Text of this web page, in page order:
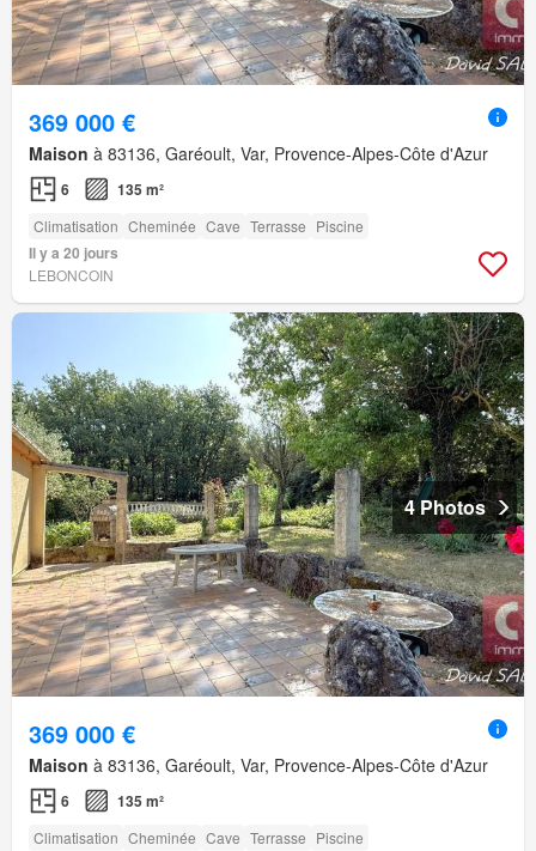
369 000 €
Maison à 83136, Garéoult, Var, Provence-Alpes-Côte d'Azur
6 135 m²
Climatisation Cheminée Cave Terrasse Piscine
Il y a 20 jours
LEBONCOIN
4 Photos
369 000 €
Maison à 83136, Garéoult, Var, Provence-Alpes-Côte d'Azur
6 135 m²
Climatisation Cheminée Cave Terrasse Piscine